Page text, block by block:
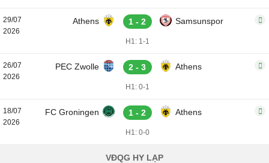
29/07
2026
Athens 1 - 2 Samsunspor
H1: 1-1
26/07
2026
PEC Zwolle 2 - 3 Athens
H1: 0-1
18/07
2026
FC Groningen 1 - 2 Athens
H1: 0-0
VĐQG HY LẠP